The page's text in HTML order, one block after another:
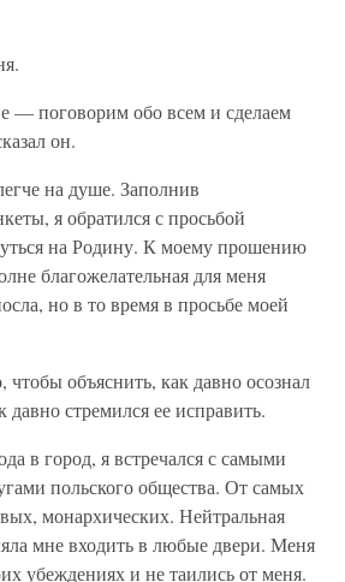
— поговорим обо всем и сделаем
он.
на душе. Заполнив
я обратился с просьбой
на Родину. К моему прошению
благожелательная для меня
но в то время в просьбе моей
объяснить, как давно осознал
стремился ее исправить.
в город, я встречался с самыми
польского общества. От самых
монархических. Нейтральная
мне входить в любые двери. Меня
убеждениях и не таились от меня.